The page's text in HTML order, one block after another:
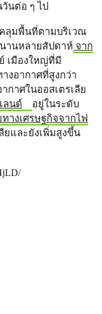
นต่อ ๆ ไป
ลุมพื้นที่ตามบริเวณ
านหลายสัปดาห์ จาก
เมืองใหญ่ที่มี
งอากาศที่สูงกว่า
าศในออสเตรเลีย
ลนด์
อยู่ในระดับ
างเศรษฐกิจจากไฟ
ยและยังเพิ่มสูงขึ้น